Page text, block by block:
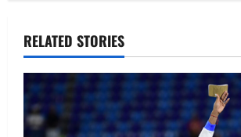
RELATED STORIES